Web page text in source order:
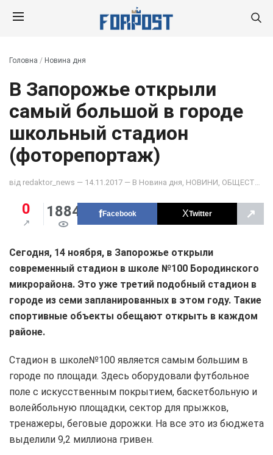
Головна / Новина дня
В Запорожье открыли
самый большой в городе
школьный стадион
(фоторепортаж)
від redaktor_news — 14.11.2017 — В Новина дня НОВИНИ ОБЩЕСТВО
0 1884 Facebook Twitter ↗
Сегодня, 14 ноября, в Запорожье открыли
современный стадион в школе №100 Бородинского
микрорайона. Это уже третий подобный стадион в
городе из семи запланированных в этом году. Такие
спортивные объекты обещают открыть в каждом
районе.
Стадион в школе№100 является самым большим в
городе по площади. Здесь оборудовали футбольное
поле с искусственным покрытием, баскетбольную и
волейбольную площадки, сектор для прыжков,
тренажеры, беговые дорожки. На все это из бюджета
выделили 9,2 миллиона гривен.